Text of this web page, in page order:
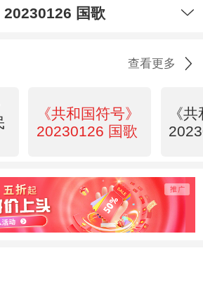
20230126 国歌
查看更多
《共和国符号》
20230126 国歌
《